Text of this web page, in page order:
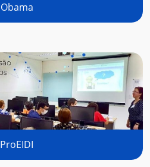
Obama
ProEIDI